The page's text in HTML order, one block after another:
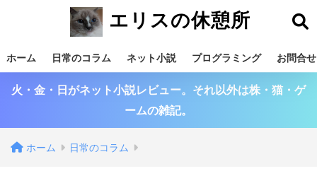
エリスの休憩所
ホーム 日常のコラム ネット小説 プログラミング お問合せ
火・金・日がネット小説レビュー。それ以外は株・猫・ゲ
ームの雑記。
ホーム 日常のコラム